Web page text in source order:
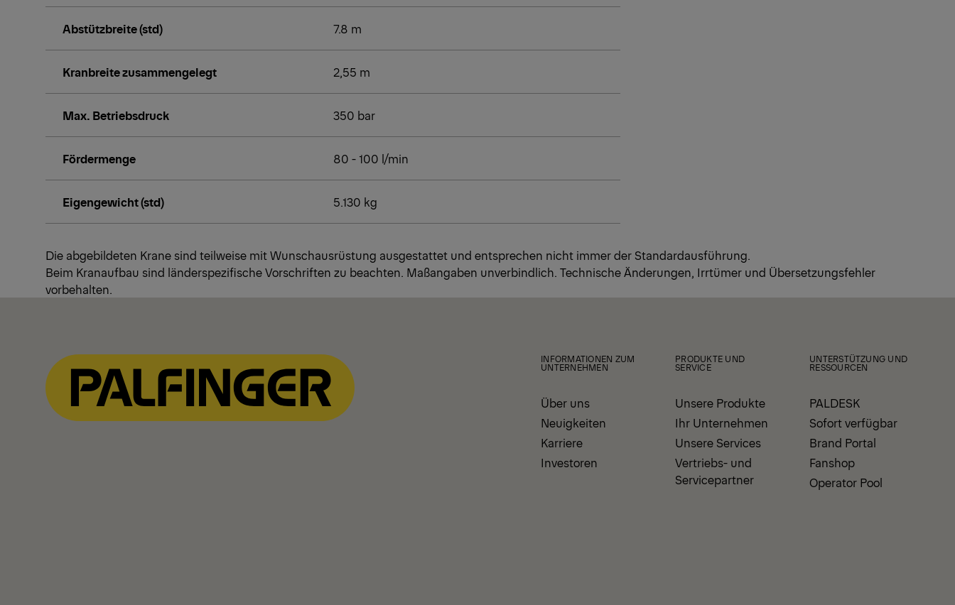
Abstützbreite (std) 7.8 m
Kranbreite zusammengelegt 2,55 m
Max. Betriebsdruck 350 bar
Fördermenge 80 - 100 l/min
Eigengewicht (std) 5.130 kg
Die abgebildeten Krane sind teilweise mit Wunschausrüstung ausgestattet und entsprechen nicht immer der Standardausführung.
Beim Kranaufbau sind länderspezifische Vorschriften zu beachten. Maßangaben unverbindlich. Technische Änderungen, Irrtümer und Übersetzungsfehler
vorbehalten.
INFORMATIONEN ZUM
UNTERNEHMEN
Über uns
Neuigkeiten
Karriere
Investoren
PRODUKTE UND
SERVICE
Unsere Produkte
Ihr Unternehmen
Unsere Services
Vertriebs- und
Servicepartner
UNTERSTÜTZUNG UND
RESSOURCEN
PALDESK
Sofort verfügbar
Brand Portal
Fanshop
Operator Pool